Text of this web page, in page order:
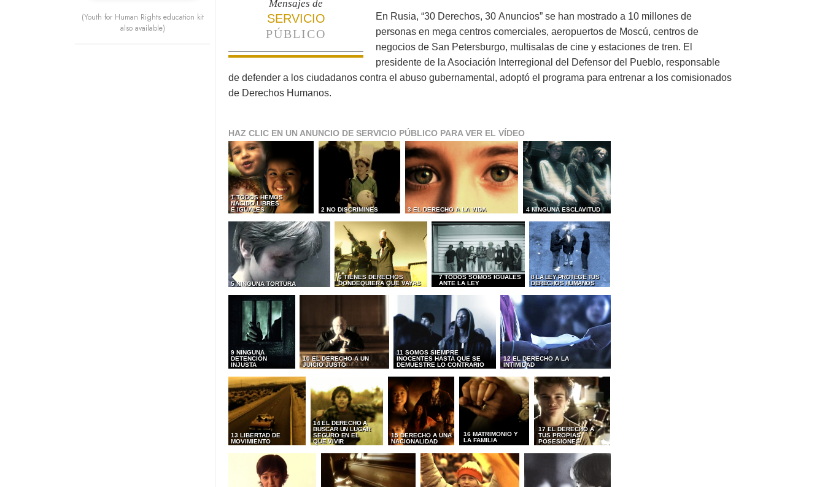
Mensajes de
SERVICIO
PÚBLICO
En Rusia, “30 Derechos, 30 Anuncios” se han mostrado a 10 millones de
personas en mega centros comerciales, aeropuertos de Moscú, centros de
negocios de San Petersburgo, multisalas de cine y estaciones de tren. El
presidente de la Asociación Interregional del Defensor del Pueblo, responsable
de defender a los ciudadanos contra el abuso gubernamental, adoptó el programa para entrenar a los comisionados
de Derechos Humanos.
HAZ CLIC EN UN ANUNCIO DE SERVICIO PÚBLICO PARA VER EL VÍDEO
1 TODOS HEMOS
NACIDO LIBRES
E IGUALES
2 NO DISCRIMINES 3 EL DERECHO A LA VIDA 4 NINGUNA ESCLAVITUD
5 NINGUNA TORTURA
6 TIENES DERECHOS
DONDEQUIERA QUE VAYAS
7 TODOS SOMOS IGUALES
ANTE LA LEY
8 LA LEY PROTEGE TUS
DERECHOS HUMANOS
9 NINGUNA
DETENCIÓN
INJUSTA
10 EL DERECHO A UN
JUICIO JUSTO
11 SOMOS SIEMPRE
INOCENTES HASTA QUE SE
DEMUESTRE LO CONTRARIO
12 EL DERECHO A LA
INTIMIDAD
13 LIBERTAD DE
MOVIMIENTO
14 EL DERECHO A
BUSCAR UN LUGAR
SEGURO EN EL
QUE VIVIR
15 DERECHO A UNA
NACIONALIDAD
16 MATRIMONIO Y
LA FAMILIA
17 EL DERECHO A
TUS PROPIAS
POSESIONES
(Youth for Human Rights education kit
also available)